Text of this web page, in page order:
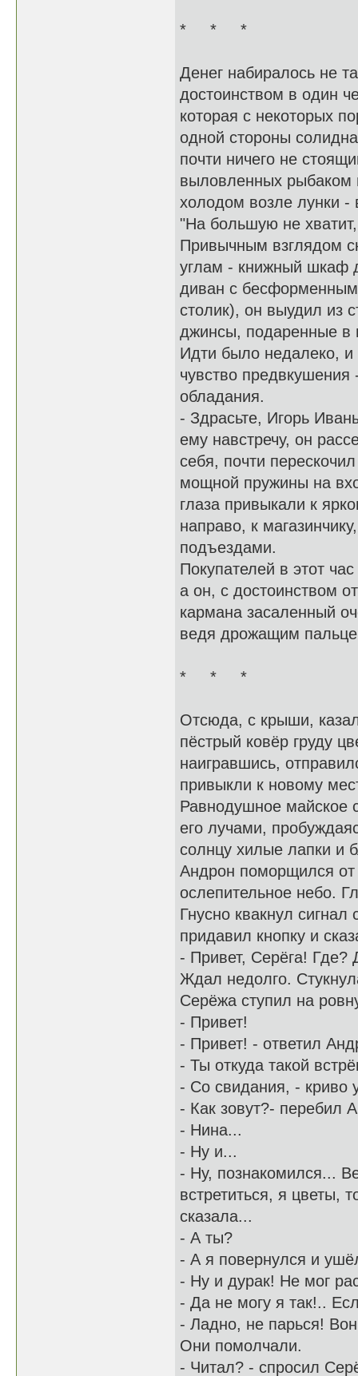
* * *
Денег набиралось не
достоинством в один
которая с некоторых
одной стороны
почти ничего не
выловленных рыбаком
холодом возле лунки -
"На большую не
Привычным взглядом
углам - книжный шкаф
диван с
столик), он выудил из
джинсы, подаренные в
Идти было недалеко, и
чувство
обладания.
- Здрасьте, Игорь
ему навстречу, он
себя, почти
мощной пружины на
глаза привыкали к
направо, к
подъездами.
Покупателей в этот
а он, с достоинством
кармана засаленный
ведя дрожащим
* * *
Отсюда, с крыши,
пёстрый ковёр груду
наигравшись,
привыкли к новому
Равнодушное майское
его лучами,
солнцу хилые лапки и
Андрон поморщился
ослепительное небо.
Гнусно квакнул
придавил кнопку и
- Привет, Серёга!
Ждал недолго.
Серёжа ступил на
- Привет!
- Привет! - ответил
- Ты откуда такой
- Со свидания, - криво
- Как зовут?- перебил
- Нина...
- Ну и...
- Ну, познакомился...
встретиться, я цветы,
сказала...
- А ты?
- А я повернулся и
- Ну и дурак! Не мог
- Да не могу я так!..
- Ладно, не парься! Вон
Они помолчали.
- Читал? - спросил